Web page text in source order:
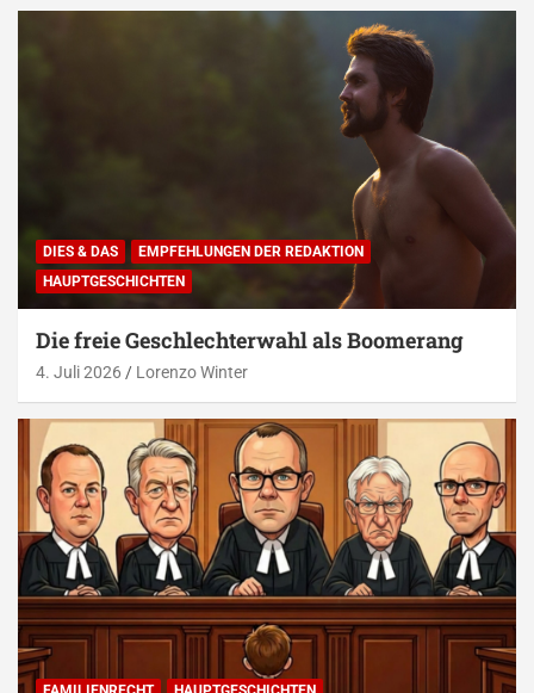
DIES & DAS
EMPFEHLUNGEN DER REDAKTION
HAUPTGESCHICHTEN
Die freie Geschlechterwahl als Boomerang
4. Juli 2026 Lorenzo Winter